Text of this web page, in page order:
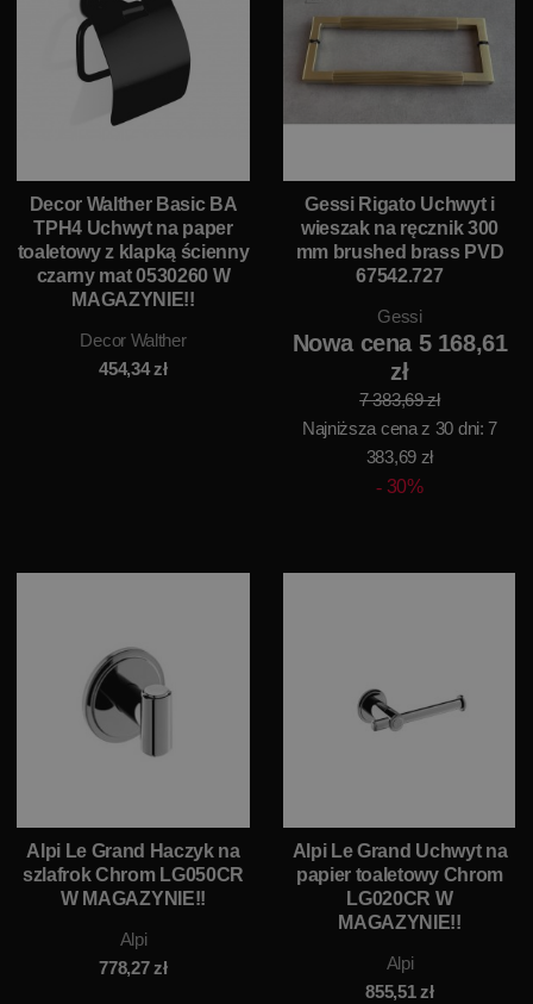
Decor Walther Basic BA
TPH4 Uchwyt na paper
toaletowy z klapką ścienny
czarny mat 0530260 W
MAGAZYNIE!!
Decor Walther
454,34zł
Gessi Rigato Uchwyt i
wieszak na ręcznik 300
mm brushed brass PVD
67542.727
Gessi
Nowa cena 5 168,61
zł
7 383,69 zł
Najniższa cena z 30 dni: 7
383,69 zł
30%
Alpi Le Grand Haczyk na
szlafrok Chrom LG050CR
W MAGAZYNIE!!
Alpi
778,27zł
Alpi Le Grand Uchwyt na
papier toaletowy Chrom
LG020CR W
MAGAZYNIE!!
Alpi
855,51zł